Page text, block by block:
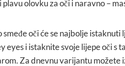
plavu olovku za oči i naravno –
smeđe oči će se najbolje
eyes i istaknite svoje lijepe oči s
Za dnevnu varijantu